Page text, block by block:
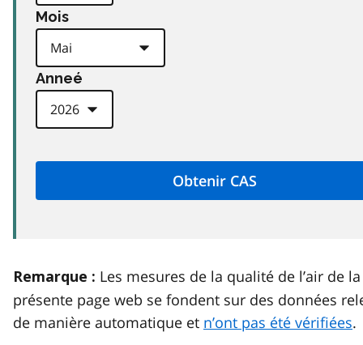
Mois
Anneé
Remarque : Les mesures de la qualité de l’air de la
présente page web se fondent sur des données
de manière automatique et n’ont pas été vérifiées.